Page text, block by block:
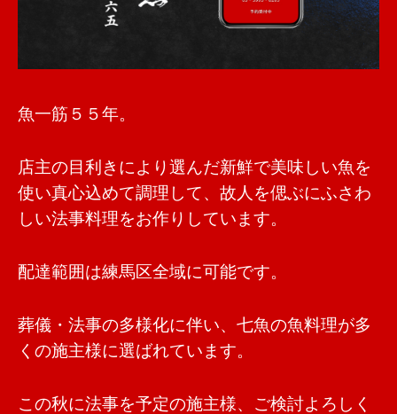
魚一筋５５年。
店主の目利きにより選んだ新鮮で美味しい魚を
使い真心込めて調理して、故人を偲ぶにふさわ
しい法事料理をお作りしています。
配達範囲は練馬区全域に可能です。
葬儀・法事の多様化に伴い、七魚の魚料理が多
くの施主様に選ばれています。
この秋に法事を予定の施主様、ご検討よろしく